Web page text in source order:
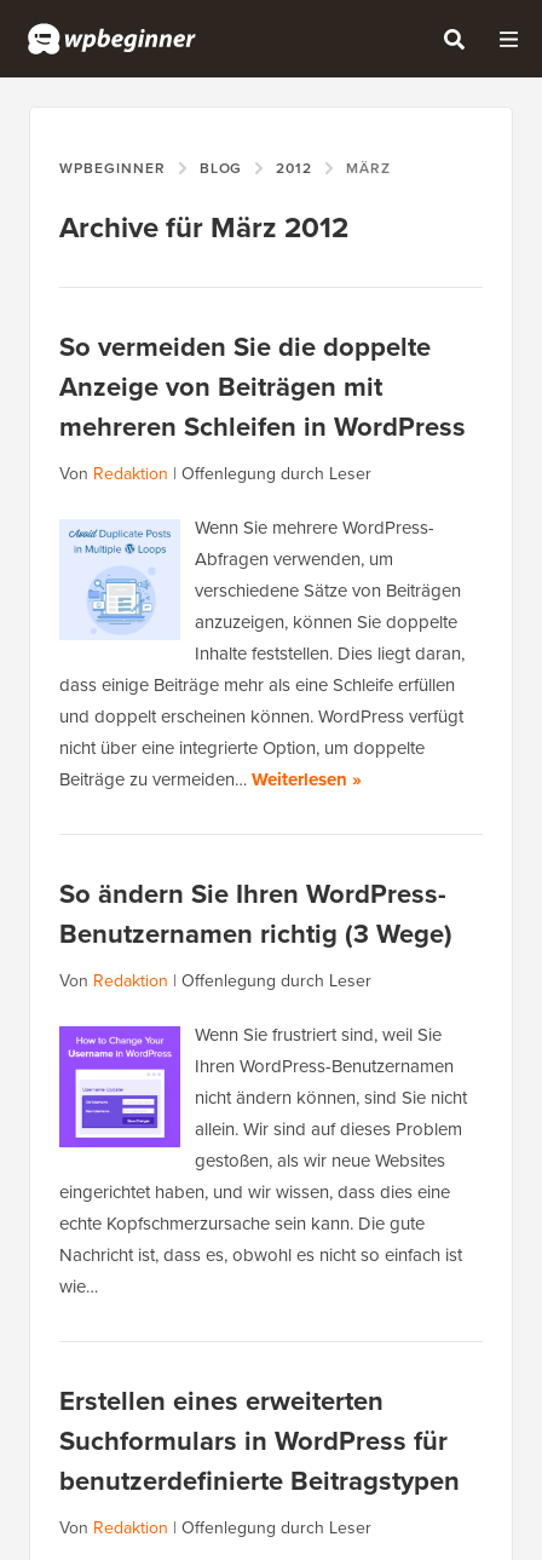
WPBEGINNER BLOG 2012 MÄRZ
Archive für März 2012
So vermeiden Sie die doppelte
Anzeige von Beiträgen mit
mehreren Schleifen in WordPress
Von Redaktion | Offenlegung durch Leser
Wenn Sie mehrere WordPress-
Abfragen verwenden, um
verschiedene Sätze von Beiträgen
anzuzeigen, können Sie doppelte
Inhalte feststellen. Dies liegt daran,
dass einige Beiträge mehr als eine Schleife erfüllen
und doppelt erscheinen können. WordPress verfügt
nicht über eine integrierte Option, um doppelte
Beiträge zu vermeiden…Weiterlesen »
So ändern Sie Ihren WordPress-
Benutzernamen richtig (3 Wege)
Von Redaktion | Offenlegung durch Leser
Wenn Sie frustriert sind, weil Sie
Ihren WordPress-Benutzernamen
nicht ändern können, sind Sie nicht
allein. Wir sind auf dieses Problem
gestoßen, als wir neue Websites
eingerichtet haben, und wir wissen, dass dies eine
echte Kopfschmerzursache sein kann. Die gute
Nachricht ist, dass es, obwohl es nicht so einfach ist
wie…
Erstellen eines erweiterten
Suchformulars in WordPress für
benutzerdefinierte Beitragstypen
Von Redaktion | Offenlegung durch Leser